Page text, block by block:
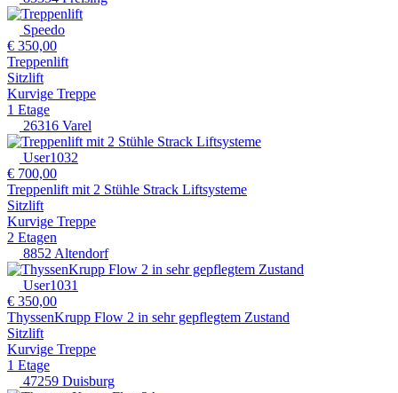
Speedo
€ 350,00
Treppenlift
Sitzlift
Kurvige Treppe
1 Etage
26316 Varel
User1032
€ 700,00
Treppenlift mit 2 Stühle Strack Liftsysteme
Sitzlift
Kurvige Treppe
2 Etagen
8852 Altendorf
User1031
€ 350,00
ThyssenKrupp Flow 2 in sehr gepflegtem Zustand
Sitzlift
Kurvige Treppe
1 Etage
47259 Duisburg